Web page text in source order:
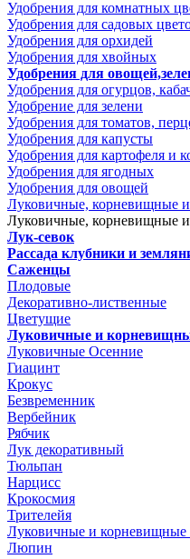
Удобрения для комнатных
Удобрения для садовых
Удобрения для орхидей
Удобрения для хвойных
Удобрения для
Удобрения для огурцов,
Удобрение для зелени
Удобрения для томатов,
Удобрения для капусты
Удобрения для картофеля и
Удобрения для ягодных
Удобрения для овощей
Луковичные, корневищные
Луковичные, корневищные
Лук-севок
Рассада клубники и
Саженцы
Плодовые
Декоративно-лиственные
Цветущие
Луковичные и
Луковичные Осенние
Гиацинт
Крокус
Безвременник
Вербейник
Рябчик
Лук декоративный
Тюльпан
Нарцисс
Крокосмия
Трителейя
Луковичные и корневищные
Люпин